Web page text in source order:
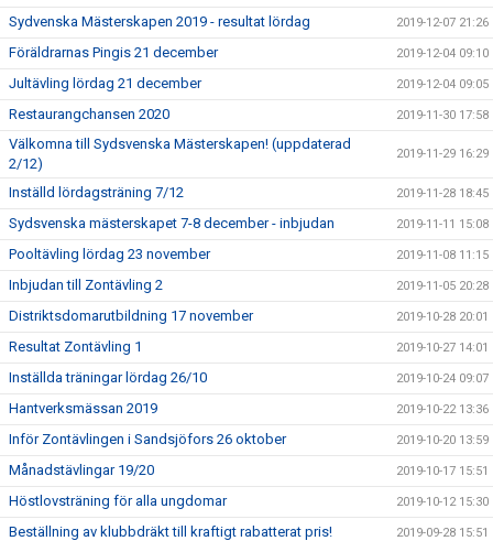
Sydvenska Mästerskapen 2019 - resultat lördag 2019-12-07 21:26
Föräldrarnas Pingis 21 december 2019-12-04 09:10
Jultävling lördag 21 december 2019-12-04 09:05
Restaurangchansen 2020 2019-11-30 17:58
Välkomna till Sydsvenska Mästerskapen! (uppdaterad
2/12)
2019-11-29 16:29
Inställd lördagsträning 7/12 2019-11-28 18:45
Sydsvenska mästerskapet 7-8 december - inbjudan 2019-11-11 15:08
Pooltävling lördag 23 november 2019-11-08 11:15
Inbjudan till Zontävling 2 2019-11-05 20:28
Distriktsdomarutbildning 17 november 2019-10-28 20:01
Resultat Zontävling 1 2019-10-27 14:01
Inställda träningar lördag 26/10 2019-10-24 09:07
Hantverksmässan 2019 2019-10-22 13:36
Inför Zontävlingen i Sandsjöfors 26 oktober 2019-10-20 13:59
Månadstävlingar 19/20 2019-10-17 15:51
Höstlovsträning för alla ungdomar 2019-10-12 15:30
Beställning av klubbdräkt till kraftigt rabatterat pris! 2019-09-28 15:51